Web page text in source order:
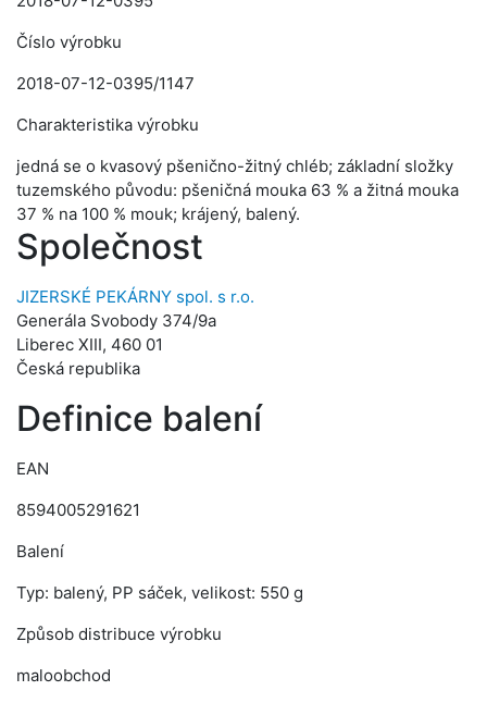
Číslo výrobku
2018-07-12-0395/1147
Charakteristika výrobku
jedná se o kvasový pšenično-žitný chléb; základní složky
tuzemského původu: pšeničná mouka 63 % a žitná mouka
37 % na 100 % mouk; krájený, balený.
Společnost
JIZERSKÉ PEKÁRNY spol. s r.o.
Generála Svobody 374/9a
Liberec XIII, 460 01
Česká republika
Definice balení
EAN
8594005291621
Balení
Typ: balený, PP sáček, velikost: 550 g
Způsob distribuce výrobku
maloobchod